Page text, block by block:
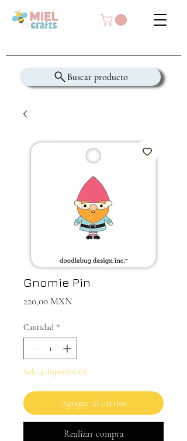
Buscar producto
Gnomie Pin
220,00 MXNPrecio
Cantidad *
Solo 4 disponible(s)
Agregar al carrito
Realizar compra